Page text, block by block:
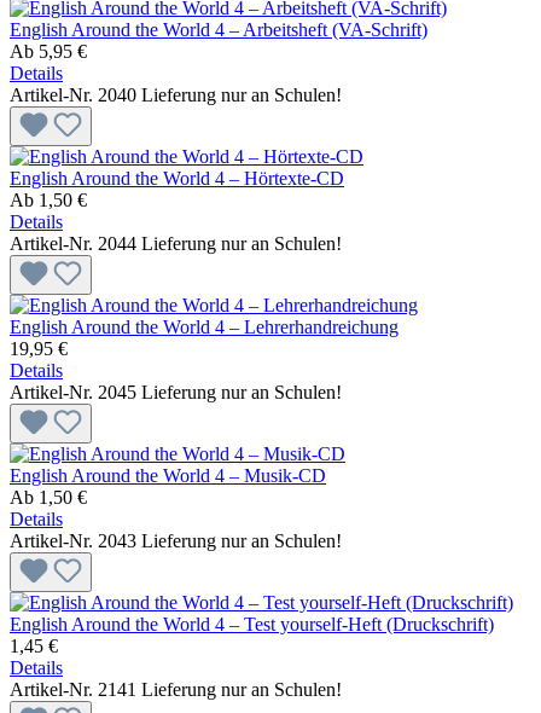
English Around the World 4 – Arbeitsheft (VA-Schrift)
Ab 5,95 €
Details
Artikel-Nr. 2040 Lieferung nur an Schulen!
English Around the World 4 – Hörtexte-CD
Ab 1,50 €
Details
Artikel-Nr. 2044 Lieferung nur an Schulen!
English Around the World 4 – Lehrerhandreichung
19,95 €
Details
Artikel-Nr. 2045 Lieferung nur an Schulen!
English Around the World 4 – Musik-CD
Ab 1,50 €
Details
Artikel-Nr. 2043 Lieferung nur an Schulen!
English Around the World 4 – Test yourself-Heft (Druckschrift)
1,45 €
Details
Artikel-Nr. 2141 Lieferung nur an Schulen!